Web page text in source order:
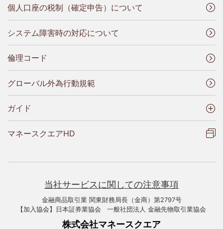
個人口座の税制（確定申告）について
システム障害時の対応について
倫理コード
グローバル外為行動規範
ガイド
マネースクエアHD
当社サービスに関しての注意事項
金融商品取引業 関東財務局長（金商）第2797号
【加入協会】日本証券業協会 一般社団法人 金融先物取引業協会
株式会社マネースクエア